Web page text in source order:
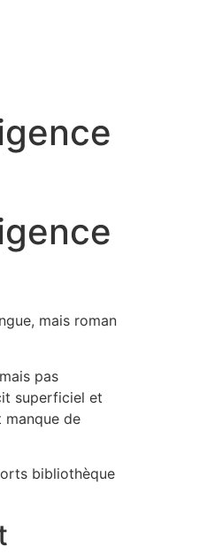
mais roman
pas
superficiel et
manque de
bibliothèque